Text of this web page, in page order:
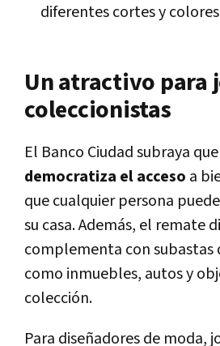
diferentes cortes y
Un atractivo para
coleccionistas
El Banco Ciudad subraya
democratiza el acceso a
que cualquier persona
su casa. Además, el remate
complementa con subastas
como inmuebles, autos y
colección.
Para diseñadores de moda,